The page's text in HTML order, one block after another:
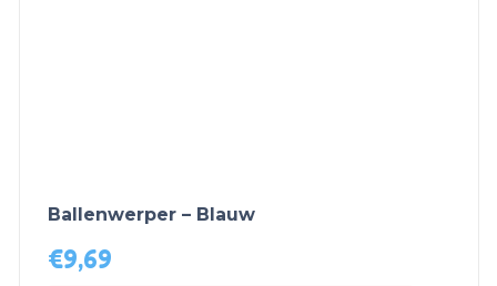
Ballenwerper – Blauw
€9,69